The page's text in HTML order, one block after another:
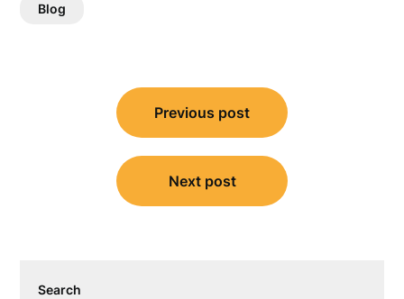
Blog
navigation
Previous post
Next post
Search